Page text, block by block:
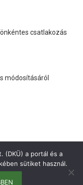
csatlakozás
módosításáról
(DKÜ) a portál és a
sütiket használ.